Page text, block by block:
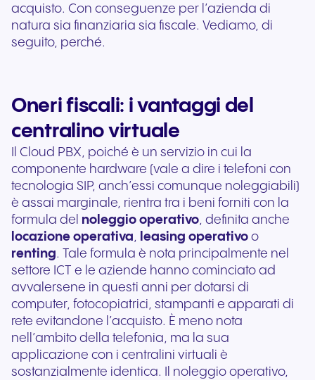
acquisto. Con conseguenze per l’azienda di
natura sia finanziaria sia fiscale. Vediamo, di
seguito, perché.
Oneri fiscali: i vantaggi del
centralino virtuale
Il Cloud PBX, poiché è un servizio in cui la
componente hardware (vale a dire i telefoni con
tecnologia SIP, anch’essi comunque noleggiabili)
è assai marginale, rientra tra i beni forniti con la
formula del noleggio operativo, definita anche
locazione operativa, leasing operativo o
renting. Tale formula è nota principalmente nel
settore ICT e le aziende hanno cominciato ad
avvalersene in questi anni per dotarsi di
computer, fotocopiatrici, stampanti e apparati di
rete evitandone l’acquisto. È meno nota
nell’ambito della telefonia, ma la sua
applicazione con i centralini virtuali è
sostanzialmente identica. Il noleggio operativo,